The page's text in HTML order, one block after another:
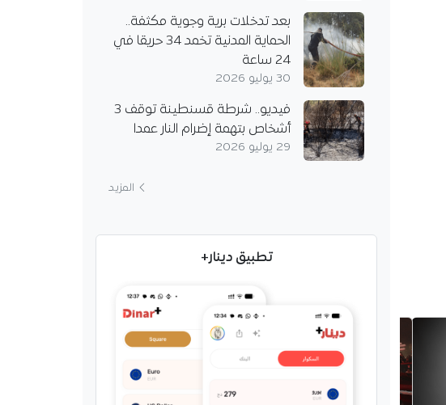
بعد تدخلات برية وجوية مكثفة..
الحماية المدنية تخمد 34 حريقا في
24 ساعة
30 يوليو 2026
فيديو.. شرطة قسنطينة توقف 3
أشخاص بتهمة إضرام النار عمدا
29 يوليو 2026
المزيد
تطبيق دينار+